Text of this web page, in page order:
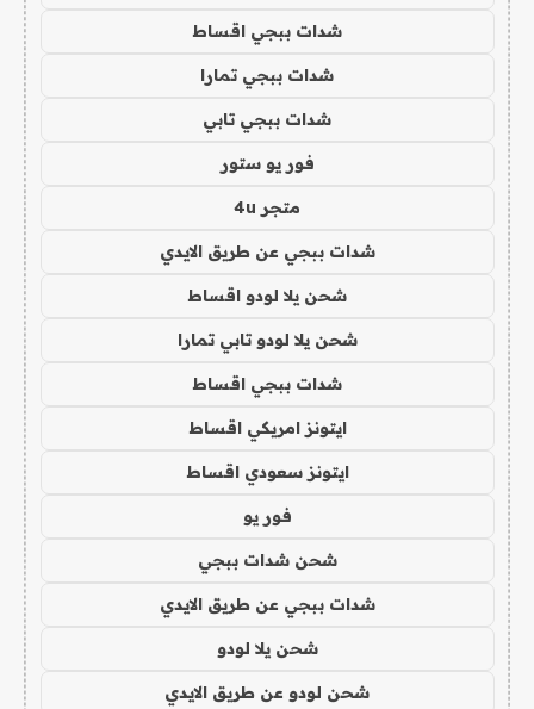
شدات ببجي اقساط
شدات ببجي تمارا
شدات ببجي تابي
فور يو ستور
متجر 4u
شدات ببجي عن طريق الايدي
شحن يلا لودو اقساط
شحن يلا لودو تابي تمارا
شدات ببجي اقساط
ايتونز امريكي اقساط
ايتونز سعودي اقساط
فور يو
شحن شدات ببجي
شدات ببجي عن طريق الايدي
شحن يلا لودو
شحن لودو عن طريق الايدي